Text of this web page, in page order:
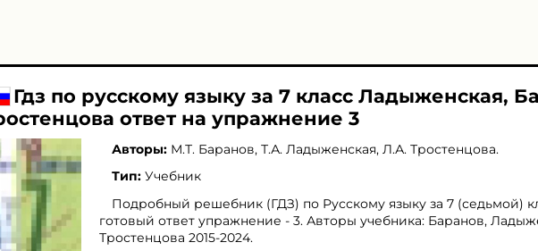
Гдз по русскому языку за 7 класс Ладыженская,
ответ на упражнение 3
Авторы: М.Т. Баранов, Т.А. Ладыженская, Л.А. Тростенцова.
Тип: Учебник
Подробный решебник (ГДЗ) по Русскому языку за 7 (седьмой)
готовый ответ упражнение - 3. Авторы учебника: Баранов,
Тростенцова 2015-2024.